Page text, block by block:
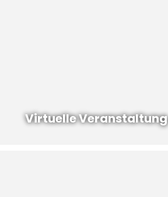
Virtuelle Veranstaltung